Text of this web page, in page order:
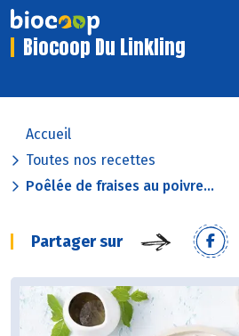
Biocoop Du Linkling
Accueil
Toutes nos recettes
Poêlée de fraises au poivre...
Partager sur